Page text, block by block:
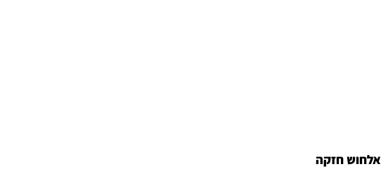
אלחוש חזקה